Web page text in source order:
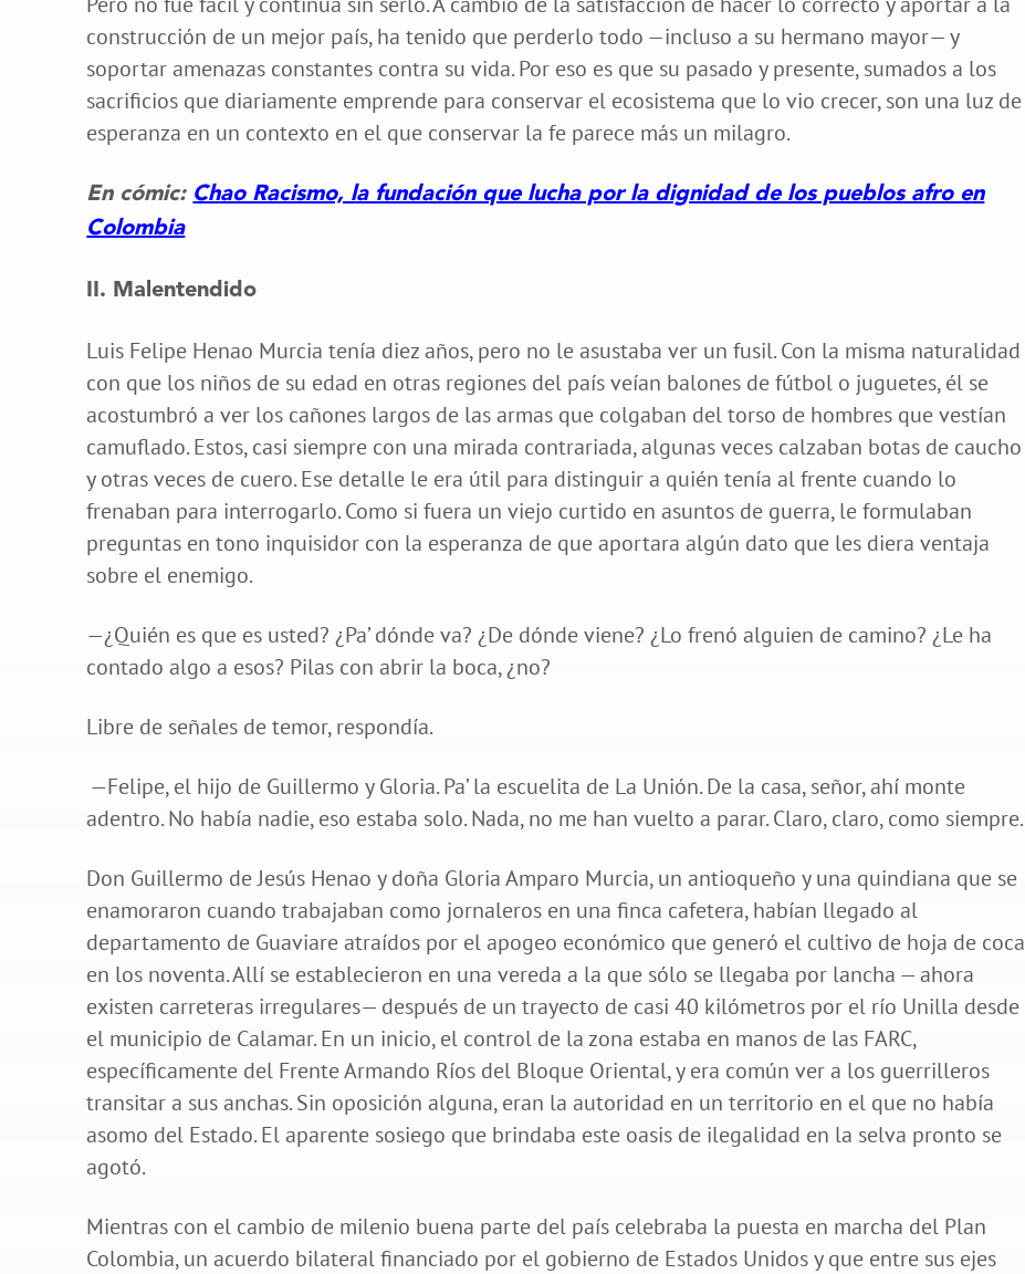
construcción de un mejor país, ha tenido que perderlo todo —incluso a su hermano mayor— y
soportar amenazas constantes contra su vida. Por eso es que su pasado y presente, sumados a los
sacrificios que diariamente emprende para conservar el ecosistema que lo vio crecer, son una luz de
esperanza en un contexto en el que conservar la fe parece más un milagro.
En cómic: Chao Racismo, la fundación que lucha por la dignidad de los pueblos afro en
Colombia
II. Malentendido
Luis Felipe Henao Murcia tenía diez años, pero no le asustaba ver un fusil. Con la misma naturalidad
con que los niños de su edad en otras regiones del país veían balones de fútbol o juguetes, él se
acostumbró a ver los cañones largos de las armas que colgaban del torso de hombres que vestían
camuflado. Estos, casi siempre con una mirada contrariada, algunas veces calzaban botas de caucho
y otras veces de cuero. Ese detalle le era útil para distinguir a quién tenía al frente cuando lo
frenaban para interrogarlo. Como si fuera un viejo curtido en asuntos de guerra, le formulaban
preguntas en tono inquisidor con la esperanza de que aportara algún dato que les diera ventaja
sobre el enemigo.
—¿Quién es que es usted? ¿Pa’ dónde va? ¿De dónde viene? ¿Lo frenó alguien de camino? ¿Le ha
contado algo a esos? Pilas con abrir la boca, ¿no?
Libre de señales de temor, respondía.
—Felipe, el hijo de Guillermo y Gloria. Pa’ la escuelita de La Unión. De la casa, señor, ahí monte
adentro. No había nadie, eso estaba solo. Nada, no me han vuelto a parar. Claro, claro, como siempre.
Don Guillermo de Jesús Henao y doña Gloria Amparo Murcia, un antioqueño y una quindiana que se
enamoraron cuando trabajaban como jornaleros en una finca cafetera, habían llegado al
departamento de Guaviare atraídos por el apogeo económico que generó el cultivo de hoja de coca
en los noventa. Allí se establecieron en una vereda a la que sólo se llegaba por lancha — ahora
existen carreteras irregulares— después de un trayecto de casi 40 kilómetros por el río Unilla desde
el municipio de Calamar. En un inicio, el control de la zona estaba en manos de las FARC,
específicamente del Frente Armando Ríos del Bloque Oriental, y era común ver a los guerrilleros
transitar a sus anchas. Sin oposición alguna, eran la autoridad en un territorio en el que no había
asomo del Estado. El aparente sosiego que brindaba este oasis de ilegalidad en la selva pronto se
agotó.
Mientras con el cambio de milenio buena parte del país celebraba la puesta en marcha del Plan
Colombia, un acuerdo bilateral financiado por el gobierno de Estados Unidos y que entre sus ejes